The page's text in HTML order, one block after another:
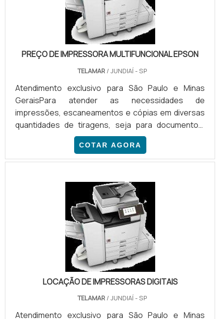
PREÇO DE IMPRESSORA MULTIFUNCIONAL EPSON
TELAMAR / JUNDIAÍ - SP
Atendimento exclusivo para São Paulo e Minas
GeraisPara atender as necessidades de
impressões, escaneamentos e cópias em diversas
quantidades de tiragens, seja para documentos,
etiquetas, formulários, entre outros serviços que
incluem a impressão de imagem, é importante
contar com o preço de impressora multifuncional
necessidade diferente de impressão, é importante
saber qual a impressora multifuncional que atende
às exigências, tendo em conta a impressão, já.
COTAR AGORA
LOCAÇÃO DE IMPRESSORAS DIGITAIS
TELAMAR / JUNDIAÍ - SP
Atendimento exclusivo para São Paulo e Minas